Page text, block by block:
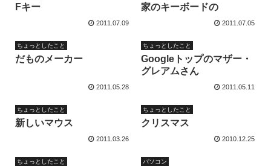
Fキー
2011.07.09
家のキーボードの
2011.07.05
ちょっとしたこと
だものメーカー
2011.05.28
ちょっとしたこと
Googleトップのマザー・
グレアムさん
2011.05.11
ちょっとしたこと
新しいマウス
2011.03.26
ちょっとしたこと
クリスマス
2010.12.25
ちょっとしたこと パソコン